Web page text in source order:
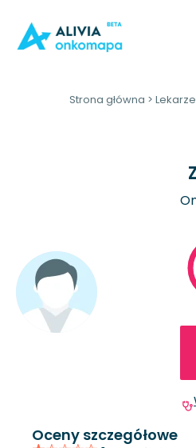
Strona główna > Lekarze
Oceny szczegółowe